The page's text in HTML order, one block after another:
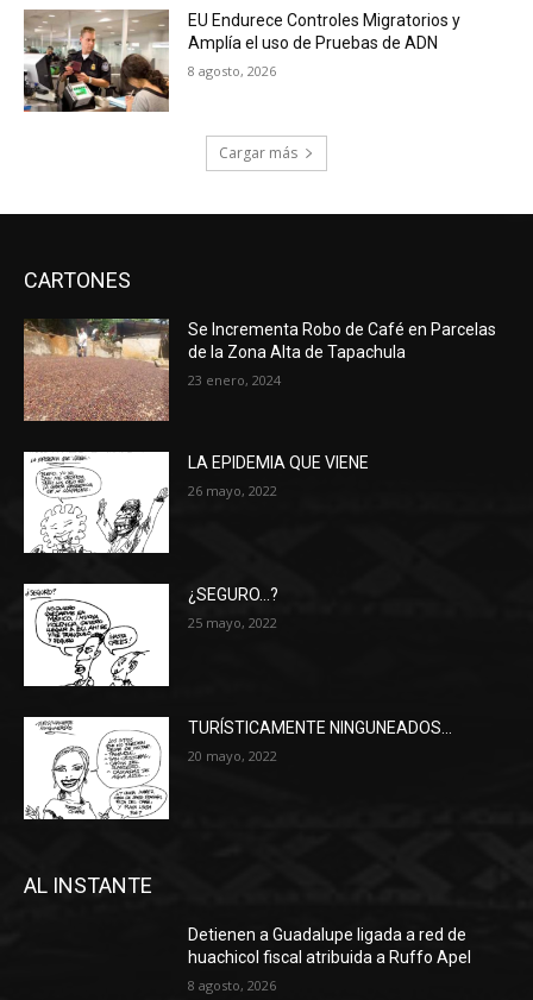
EU Endurece Controles Migratorios y
Amplía el uso de Pruebas de ADN
8 agosto, 2026
Cargar más
CARTONES
Se Incrementa Robo de Café en Parcelas
de la Zona Alta de Tapachula
23 enero, 2024
LA EPIDEMIA QUE VIENE
26 mayo, 2022
¿SEGURO…?
25 mayo, 2022
TURÍSTICAMENTE NINGUNEADOS…
20 mayo, 2022
AL INSTANTE
Detienen a Guadalupe ligada a red de
huachicol fiscal atribuida a Ruffo Apel
8 agosto, 2026